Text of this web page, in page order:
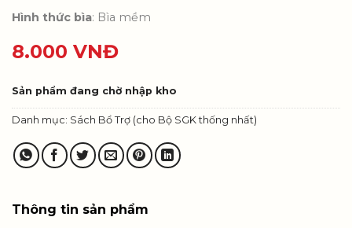
Hình thức bìa: Bìa mềm
8.000 VNĐ
Sản phẩm đang chờ nhập kho
Danh mục: Sách Bổ Trợ (cho Bộ SGK thống nhất)
Thông tin sản phẩm